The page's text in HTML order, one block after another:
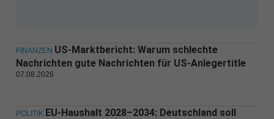
FINANZEN US-Marktbericht: Warum schlechte
Nachrichten gute Nachrichten für US-Anlegertitle
07.08.2026
POLITIK EU-Haushalt 2028–2034: Deutschland soll